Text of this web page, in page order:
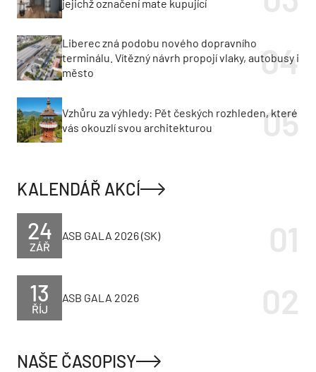
jejichž označení mate kupující
Liberec zná podobu nového dopravního
terminálu. Vítězný návrh propojí vlaky, autobusy i
město
Vzhůru za výhledy: Pět českých rozhleden, které
vás okouzlí svou architekturou
KALENDÁŘ AKCÍ
ZÁŘ
24 ASB GALA 2026 (SK)
ŘÍJ
13 ASB GALA 2026
NAŠE ČASOPISY